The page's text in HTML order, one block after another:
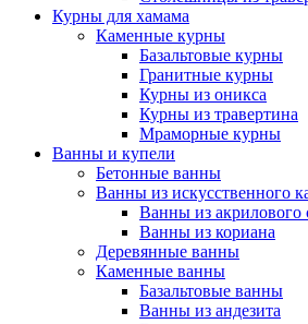
Курны для хамама
Каменные курны
Базальтовые курны
Гранитные курны
Курны из оникса
Курны из травертина
Мраморные курны
Ванны и купели
Бетонные ванны
Ванны из искусственного
Ванны из акрилового
Ванны из кориана
Деревянные ванны
Каменные ванны
Базальтовые ванны
Ванны из андезита